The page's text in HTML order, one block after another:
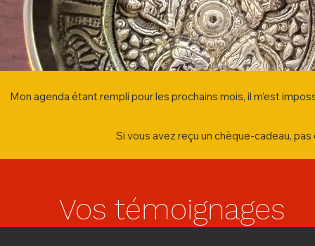
Mon agenda étant rempli pour les prochains mois, il m'est
Si vous avez reçu un chèque-cadeau,
Vos témoignages